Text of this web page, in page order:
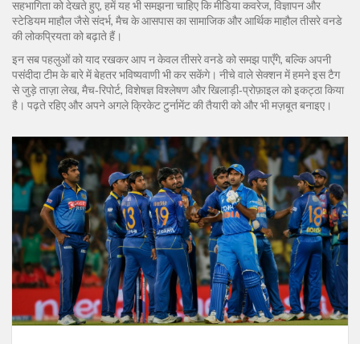
सहभागिता को देखते हुए, हमें यह भी समझना चाहिए कि मीडिया कवरेज, विज्ञापन और
स्टेडियम माहौल जैसेसंदर्भ, मैच के आसपास का सामाजिक और आर्थिक माहौलतीसरे वनडे
की लोकप्रियता को बढ़ाते हैं।
इन सब पहलुओं को याद रखकर आप न केवल तीसरे वनडे को समझ पाएँगे, बल्कि अपनी
पसंदीदा टीम के बारे में बेहतर भविष्यवाणी भी कर सकेंगे। नीचे वाले सेक्शन में हमने इस टैग
से जुड़े ताज़ा लेख, मैच‑रिपोर्ट, विशेषज्ञ विश्लेषण और खिलाड़ी‑प्रोफ़ाइल को इकट्ठा किया
है। पढ़ते रहिए और अपने अगले क्रिकेट टुर्नामेंट की तैयारी को और भी मज़बूत बनाइए।